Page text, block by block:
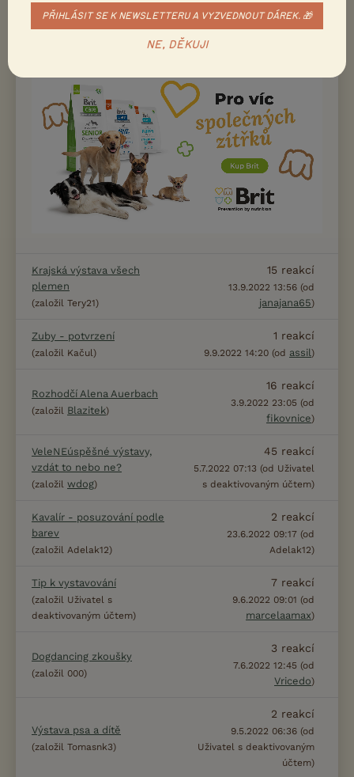
Olga Dolejšová rozhodčí -
2reakcí
Evv
Krajská výstava všech
plemen
(založil Tery21)
15 reakcí
13.9.2022 13:56 (od
janajana65)
Zuby - potvrzení
(založil Kačul)
1 reakcí
9.9.2022 14:20 (od assil)
Rozhodčí Alena Auerbach
(založil Blazitek)
16 reakcí
3.9.2022 23:05 (od
fikovnice)
VeleNEúspěšné výstavy,
vzdát to nebo ne?
(založil wdog)
45 reakcí
5.7.2022 07:13 (od Uživatel
s deaktivovaným účtem)
Kavalír - posuzování podle
barev
(založil Adelak12)
2 reakcí
23.6.2022 09:17 (od
Adelak12)
Tip k vystavování
(založil Uživatel s
deaktivovaným účtem)
7 reakcí
9.6.2022 09:01 (od
marcelaamax)
Dogdancing zkoušky
(založil 000)
3 reakcí
7.6.2022 12:45 (od
Vricedo)
Výstava psa a dítě
(založil Tomasnk3)
2 reakcí
9.5.2022 06:36 (od
Uživatel s deaktivovaným
účtem)
PŘIHLÁSIT SE K NEWSLETTERU A VYZVEDNOUT DÁREK. 🎁
NE, DĚKUJI